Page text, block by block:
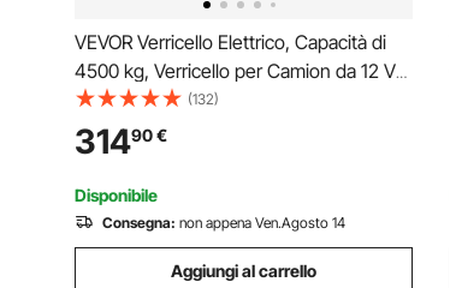
VEVOR Verricello Elettrico, Capacità di
4500 kg, Verricello per Camion da 12 V
CC con Corda Sintetica Φ8,9 mm x 27,4
m, Telecomando Wireless e Cablato,
IP68 per il Traino di SUV, Jeep, Rimorchi
(132)
31490€
Disponibile
Consegna: non appena Ven.Agosto 14
Aggiungi al carrello